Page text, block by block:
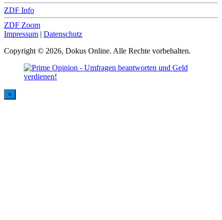
ZDF Info
ZDF Zoom
Impressum | Datenschutz
Copyright © 2026, Dokus Online. Alle Rechte vorbehalten.
×